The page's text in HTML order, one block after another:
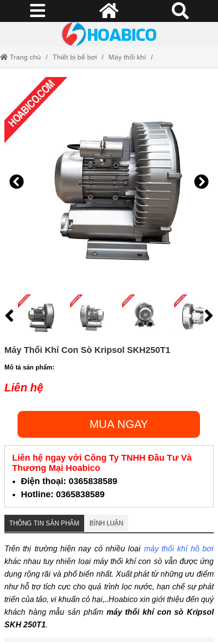
Trang chủ Thiết bị bể bơi Máy thổi khí
Máy Thổi Khí Con Sò Kripsol SKH250T1
Máy Thổi Khí Con Sò Kripsol SKH250T1
Mô tả sản phẩm:
Liên hệ
MUA NGAY
Liên hệ ngay với Công Ty TNHH Đầu Tư Và
Thương Mại Hoabico
Điện thoại: 0365838589
Hotline: 0365838589
THÔNG TIN SẢN PHẨM BÌNH LUẬN
Trên thị trường hiện nay có nhiều loại máy thổi khí hồ bơi
khác nhau tuy nhiên loại máy thổi khí con sò vẫn được ứng
dụng rộng rãi và phổ biến nhất. Xuất phát từ những ưu điểm
như hỗ trợ tích cực cho quá trình lọc nước, hạn chế sự phát
triển của tảo, vi khuẩn có hại,..Hoabico xin giới thiệu đến quý
khách hàng mẫu sản phẩm máy thổi khí con sò Kripsol
SKH 250T1.